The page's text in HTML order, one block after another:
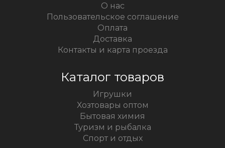
О нас
Пользовательское соглашение
Оплата
Доставка
Контакты и карта проезда
Каталог товаров
Игрушки
Хозтовары оптом
Бытовая химия
Туризм и рыбалка
Спорт и отдых